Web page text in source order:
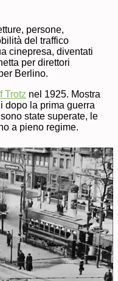
persone,
del traffico
cinepresa, diventati
per direttori
Berlino.
Trotz nel 1925. Mostra
dopo la prima guerra
state superate, le
a pieno regime.